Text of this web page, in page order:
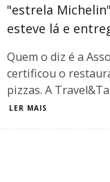
"estrela
esteve lá e
Quem o diz é a
certificou o
pizzas. A
LER MAIS